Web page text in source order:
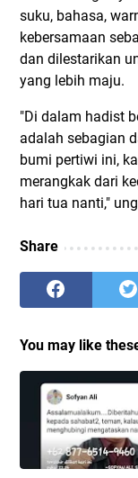
suku, bahasa,
kebersamaan
dan dilestarikan
yang lebih maju.
"Di dalam hadist
adalah sebagian
bumi pertiwi ini,
merangkak dari
hari tua nanti,"
Share
You may like